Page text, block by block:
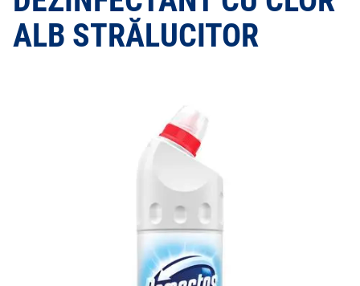
ALB STRĂLUCITOR